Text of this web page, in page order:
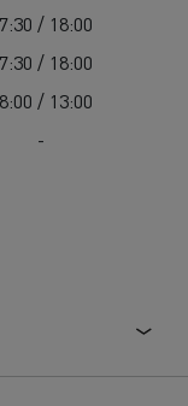
/ 18:00
/ 18:00
/ 13:00
-